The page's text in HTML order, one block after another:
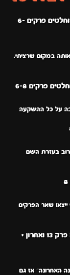
אתה ואני הפכים מוחלטים פרקים 6-
במקום שרציתי.
פרקים 6-8
על כל ההשקעה
את פרקים 9-10 ביחד בקרוב בעזרת השם
שאר הפרקים
גולדן קמואי העונה האחרונה פרק 13 ואחרון +
האחרונה״ אז גם